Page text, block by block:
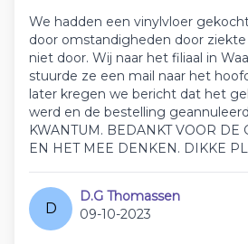
We hadden een vinylvloer
door omstandigheden door
niet door. Wij naar het filiaal in
stuurde ze een mail naar het
later kregen we bericht dat het
werd en de bestelling
KWANTUM. BEDANKT VOOR DE
EN HET MEE DENKEN. DIKKE
D
D.G Thomassen
09-10-2023